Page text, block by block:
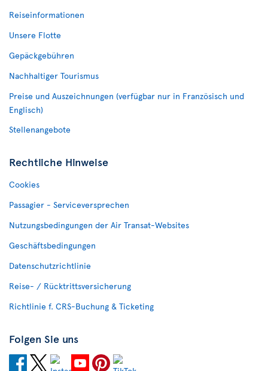
Reiseinformationen
Unsere Flotte
Gepäckgebühren
Nachhaltiger Tourismus
Preise und Auszeichnungen (verfügbar nur in Französisch und
Englisch)
Stellenangebote
Rechtliche Hinweise
Cookies
Passagier - Serviceversprechen
Nutzungsbedingungen der Air Transat-Websites
Geschäftsbedingungen
Datenschutzrichtlinie
Reise- / Rücktrittsversicherung
Richtlinie f. CRS-Buchung & Ticketing
Folgen Sie uns